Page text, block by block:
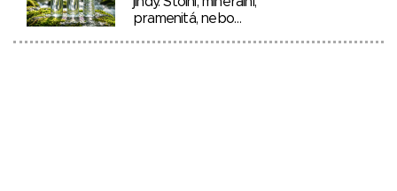
pramenitá, nebo…